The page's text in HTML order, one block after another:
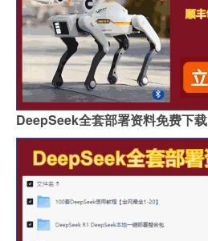
DeepSeek全套部署资料免费下载